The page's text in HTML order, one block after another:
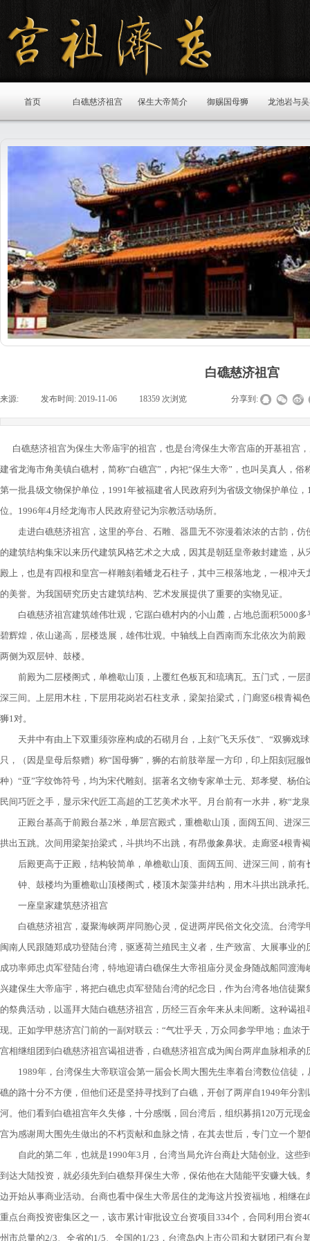
首页 白礁慈济祖宫 保生大帝简介 御赐国母狮 龙池岩与
白礁慈济祖宫
来源: 发布时间: 2019-11-06 18359 次浏览 分享到:
白礁慈济祖宫为保生大帝庙宇的祖宫，也是台湾保生大帝宫庙的开基祖宫
建省龙海市角美镇白礁村，简称“白礁宫”，内祀“保生大帝”，也叫吴真人，俗
第一批县级文物保护单位，1991年被福建省人民政府列为省级文物保护单位
位。1996年4月经龙海市人民政府登记为宗教活动场所。
走进白礁慈济祖宫，这里的亭台、石雕、器皿无不弥漫着浓浓的古韵，仿
的建筑结构集宋以来历代建筑风格艺术之大成，因其是朝廷皇帝敕封建造，
殿上，也是有四根和皇宫一样雕刻着蟠龙石柱子，其中三根落地龙，一根冲
的美誉。为我国研究历史古建筑结构、艺术发展提供了重要的实物见证。
白礁慈济祖宫建筑雄伟壮观，它踞白礁村内的小山麓，占地总面积5000多
碧辉煌，依山递高，层楼迭展，雄伟壮观。中轴线上自西南而东北依次为前
两侧为双层钟、鼓楼。
前殿为二层楼阁式，单檐歇山顶，上覆红色板瓦和琉璃瓦。五门式，一层
深三间。上层用木柱，下层用花岗岩石柱支承，梁架抬梁式，门廊竖6根青褐
狮1对。
天井中有由上下双重须弥座构成的石砌月台，上刻“飞天乐伎”、“双狮戏
只，（因是皇母后祭赠）称“国母狮”，狮的右前肢举屋一方印，印上阳刻冠
种）“亚”字纹饰符号，均为宋代雕刻。据著名文物专家单士元、郑孝燮、杨
民间巧匠之手，显示宋代匠工高超的工艺美术水平。月台前有一水井，称“龙
正殿台基高于前殿台基2米，单层宫殿式，重檐歇山顶，面阔五间、进深
拱出五跳。次间用梁架抬梁式，斗拱均不出跳，有昂傲象鼻状。走廊竖4根青
后殿更高于正殿，结构较简单，单檐歇山顶、面阔五间、进深三间，前有
钟、鼓楼均为重檐歇山顶楼阁式，楼顶木架藻井结构，用木斗拱出跳承托
一座皇家建筑慈济祖宫
白礁慈济祖宫，凝聚海峡两岸同胞心灵，促进两岸民俗文化交流。台湾学
闽南人民跟随郑成功登陆台湾，驱逐荷兰殖民主义者，生产致富、大展事业
成功率师忠贞军登陆台湾，特地迎请白礁保生大帝祖庙分灵金身随战船同渡
兴建保生大帝庙宇，将把白礁忠贞军登陆台湾的纪念日，作为台湾各地信徒
的祭典活动，以遥拜大陆白礁慈济祖宫，历经三百余年来从未间断。这种谒
现。正如学甲慈济宫门前的一副对联云：“气壮乎天，万众同参学甲地；血浓
宫相继组团到白礁慈济祖宫谒祖进香，白礁慈济祖宫成为闽台两岸血脉相承的
1989年，台湾保生大帝联谊会第一届会长周大围先生率着台湾数位信徒，
礁的路十分不方便，但他们还是坚持寻找到了白礁，开创了两岸自1949年分
河。他们看到白礁祖宫年久失修，十分感慨，回台湾后，组织募捐120万元现
宫为感谢周大围先生做出的不朽贡献和血脉之情，在其去世后，专门立一个塑
自此的第二年，也就是1990年3月，台湾当局允许台商赴大陆创业。这些
到达大陆投资，就必须先到白礁祭拜保生大帝，保佑他在大陆能平安赚大钱
边开始从事商业活动。台商也看中保生大帝居住的龙海这片投资福地，相继
重点台商投资密集区之一，该市累计审批设立台资项目334个，合同利用台资
州市总量的2/3、全省的1/5、全国的1/23，台湾岛内上市公司和大财团已有台